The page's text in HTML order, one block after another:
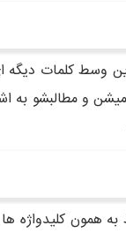
وسط کلمات
میشن و مطالبشو
به همون